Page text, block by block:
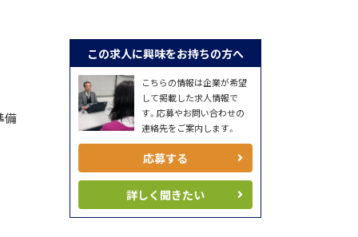
備
この求人に興味をお持ちの方へ
こちらの情報は企業が希望
して掲載した求人情報で
す。応募やお問い合わせの
連絡先をご案内します。
応募する
詳しく聞きたい